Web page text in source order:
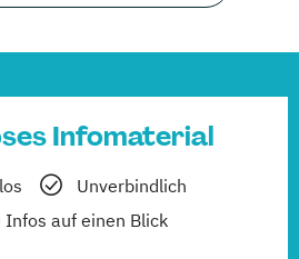
Infomaterial
Unverbindlich
Infos auf einen Blick